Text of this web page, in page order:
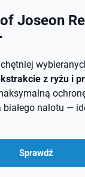
Joseon
z ryżu i
nalotu —
Sprawdź